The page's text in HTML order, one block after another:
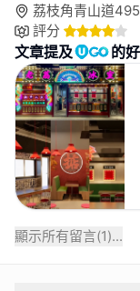
荔枝角青山道
評分
文章提及 的
顯示所有留言(1)...